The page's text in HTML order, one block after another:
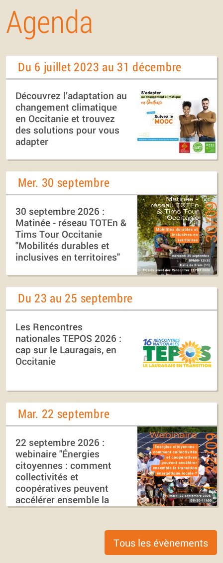
Agenda
Du 6 juillet 2023 au 31 décembre
Découvrez l’adaptation au
changement climatique
en Occitanie et trouvez
des solutions pour vous
adapter
Mer. 30 septembre
30 septembre 2026 :
Matinée - réseau TOTEn &
Tims Tour Occitanie
"Mobilités durables et
inclusives en territoires"
Du 23 au 25 septembre
Les Rencontres
nationales TEPOS 2026 :
cap sur le Lauragais, en
Occitanie
Mar. 22 septembre
22 septembre 2026 :
webinaire "Énergies
citoyennes : comment
collectivités et
coopératives peuvent
accélérer ensemble la
transition énergétique
Tous les évènements